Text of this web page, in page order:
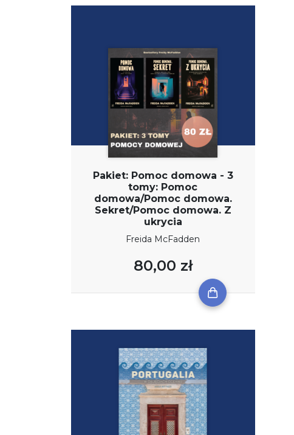
Pakiet: Pomoc domowa - 3
tomy: Pomoc
domowa/Pomoc domowa.
Sekret/Pomoc domowa. Z
ukrycia
Freida McFadden
80,00 zł